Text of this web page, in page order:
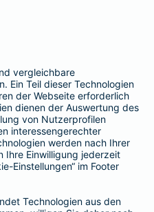
BarmeniaGothaer
SEITEN